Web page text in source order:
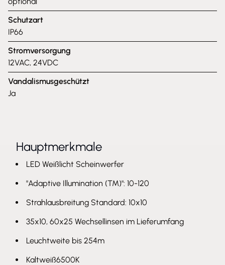
Schutzart
IP66
Stromversorgung
12VAC, 24VDC
Vandalismusgeschützt
Ja
Hauptmerkmale
LED Weißlicht Scheinwerfer
"Adaptive Illumination (TM)": 10-120
Strahlausbreitung Standard: 10x10
35x10, 60x25 Wechsellinsen im Lieferumfang
Leuchtweite bis 254m
Kaltweiß6500K